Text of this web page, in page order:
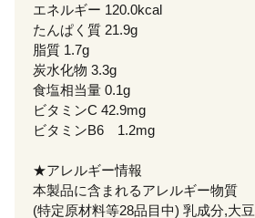
エネルギー 120.0kcal
たんぱく質 21.9g
脂質 1.7g
炭水化物 3.3g
食塩相当量 0.1g
ビタミンC 42.9mg
ビタミンB6 1.2mg
★アレルギー情報
本製品に含まれるアレルギー物質
(特定原材料等28品目中) 乳成分,大豆